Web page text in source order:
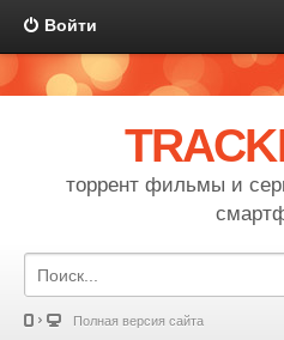
Войти
торрент фильмы и
Полная версия сайта